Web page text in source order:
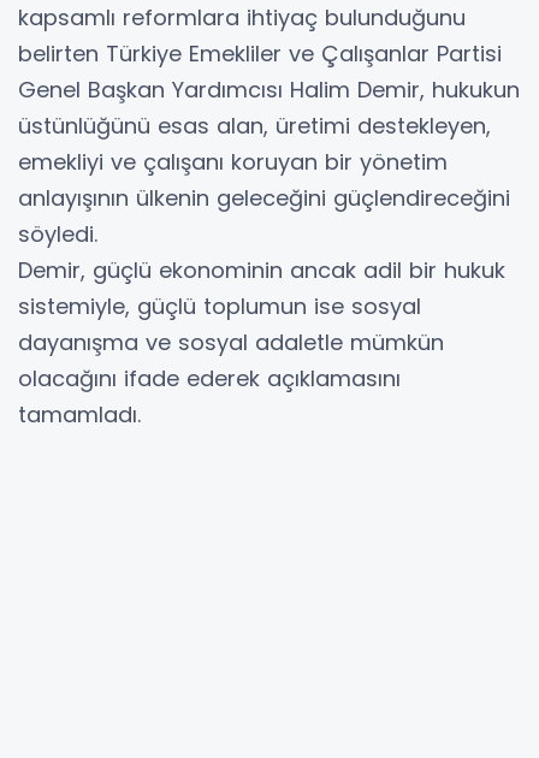
kapsamlı reformlara ihtiyaç bulunduğunu
belirten Türkiye Emekliler ve Çalışanlar Partisi
Genel Başkan Yardımcısı Halim Demir, hukukun
üstünlüğünü esas alan, üretimi destekleyen,
emekliyi ve çalışanı koruyan bir yönetim
anlayışının ülkenin geleceğini güçlendireceğini
söyledi.
Demir, güçlü ekonominin ancak adil bir hukuk
sistemiyle, güçlü toplumun ise sosyal
dayanışma ve sosyal adaletle mümkün
olacağını ifade ederek açıklamasını
tamamladı.